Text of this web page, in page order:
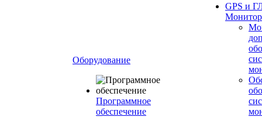
Оборудование
Программное
обеспечение
GPS и